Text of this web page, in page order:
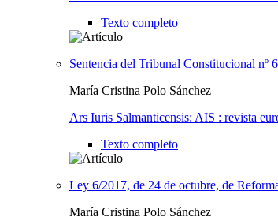
Texto completo
Sentencia del Tribunal Constitucional nº
María Cristina Polo Sánchez
Ars Iuris Salmanticensis: AIS : revista
Texto completo
Ley 6/2017, de 24 de octubre, de
María Cristina Polo Sánchez